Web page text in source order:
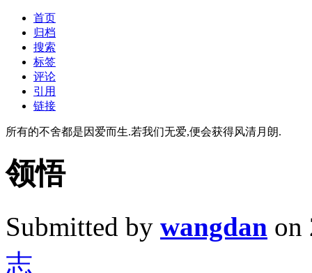
首页
归档
搜索
标签
评论
引用
链接
所有的不舍都是因爱而生.若我们无爱,便会获得风清月朗.
领悟
Submitted by wangdan on
志